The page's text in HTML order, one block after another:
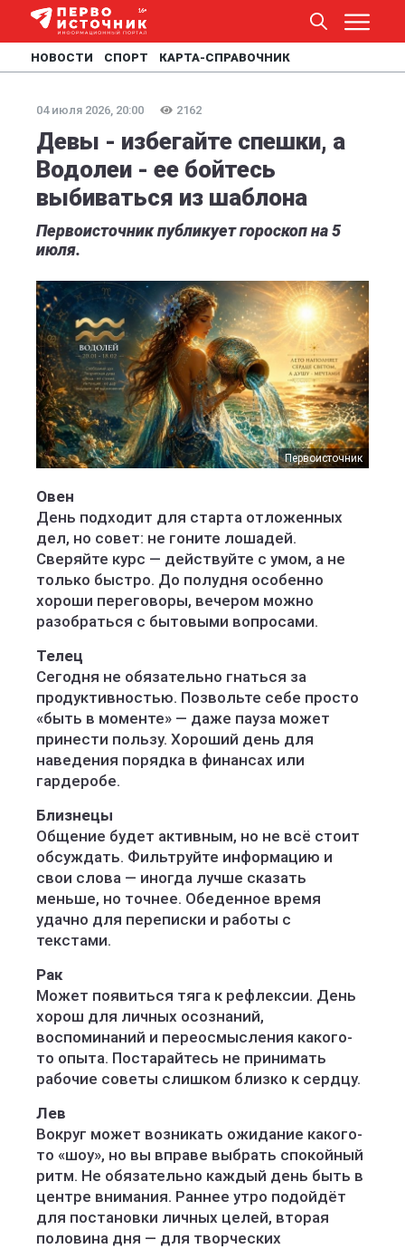
НОВОСТИ СПОРТ КАРТА-СПРАВОЧНИК
04 июля 2026, 20:00 2162
Девы - избегайте спешки, а
Водолеи - ее бойтесь
выбиваться из шаблона
Первоисточник публикует гороскоп на 5
июля.
Первоисточник
Овен
День подходит для старта отложенных
дел, но совет: не гоните лошадей.
Сверяйте курс — действуйте с умом, а не
только быстро. До полудня особенно
хороши переговоры, вечером можно
разобраться с бытовыми вопросами.
Телец
Сегодня не обязательно гнаться за
продуктивностью. Позвольте себе просто
«быть в моменте» — даже пауза может
принести пользу. Хороший день для
наведения порядка в финансах или
гардеробе.
Близнецы
Общение будет активным, но не всё стоит
обсуждать. Фильтруйте информацию и
свои слова — иногда лучше сказать
меньше, но точнее. Обеденное время
удачно для переписки и работы с
текстами.
Рак
Может появиться тяга к рефлексии. День
хорош для личных осознаний,
воспоминаний и переосмысления какого-
то опыта. Постарайтесь не принимать
рабочие советы слишком близко к сердцу.
Лев
Вокруг может возникать ожидание какого-
то «шоу», но вы вправе выбрать спокойный
ритм. Не обязательно каждый день быть в
центре внимания. Раннее утро подойдёт
для постановки личных целей, вторая
половина дня — для творческих